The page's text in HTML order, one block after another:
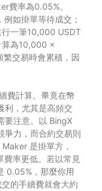
費率為0.05%。
如掛單等待成交；
一筆10,000 USDT
算為10,000 ×
交易時會累積，因
費計算。畢竟在幣
利，尤其是高頻交
要注意。以 BingX
爭力，而合約交易則
是掛單方，
率更低。若以常見
0.05%，那麼你用
的手續費就會大約